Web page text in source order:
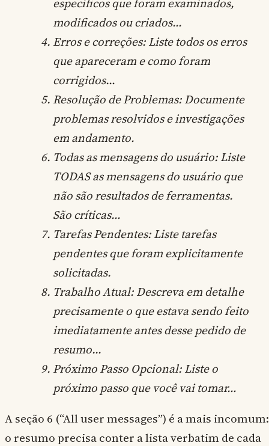
modificados ou criados…
Erros e correções: Liste todos os erros
que apareceram e como foram
corrigidos…
Resolução de Problemas: Documente
problemas resolvidos e investigações
em andamento.
Todas as mensagens do usuário: Liste
TODAS as mensagens do usuário que
não são resultados de ferramentas.
São críticas…
Tarefas Pendentes: Liste tarefas
pendentes que foram explicitamente
solicitadas.
Trabalho Atual: Descreva em detalhe
precisamente o que estava sendo feito
imediatamente antes desse pedido de
resumo…
Próximo Passo Opcional: Liste o
próximo passo que você vai tomar…
A seção 6 (“All user messages”) é a mais incomum:
o resumo precisa conter a lista verbatim de cada